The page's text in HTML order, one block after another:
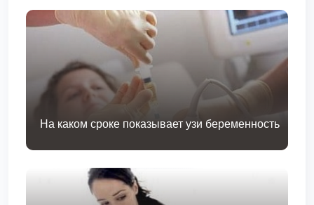
На каком сроке показывает узи беременность